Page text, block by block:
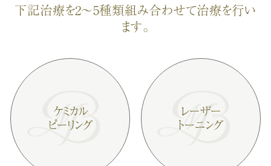
下記治療を2～5種類組み合わせて治療を行い
ます。
ケミカル
ピーリング
レーザー
トーニング